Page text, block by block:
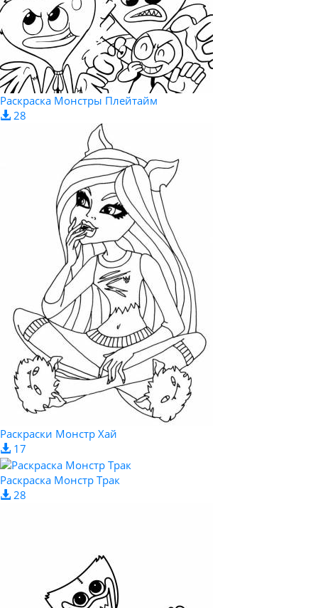
Раскраска Монстры Плейтайм
28
Раскраски Монстр Хай
17
Раскраска Монстр Трак
28